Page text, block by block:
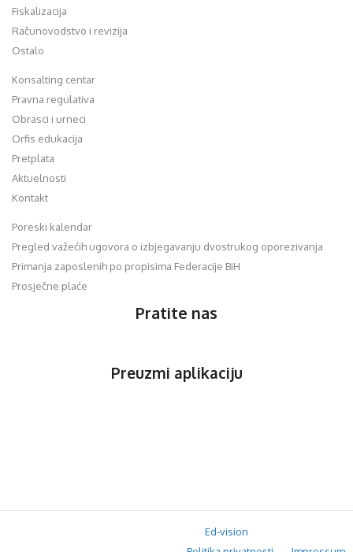
Fiskalizacija
Računovodstvo i revizija
Ostalo
Konsalting centar
Pravna regulativa
Obrasci i urneci
Orfis edukacija
Pretplata
Aktuelnosti
Kontakt
Poreski kalendar
Pregled važećih ugovora o izbjegavanju dvostrukog oporezivanja
Primanja zaposlenih po propisima Federacije BiH
Prosječne plaće
Pratite nas
Preuzmi aplikaciju
Ed-vision